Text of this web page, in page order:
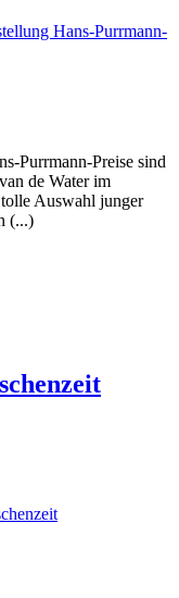
Purrmann-Preise sind
de Water im
Auswahl junger
(...)